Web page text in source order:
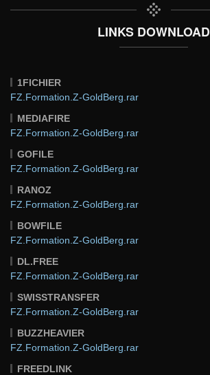
LINKS DOWNLOAD
1FICHIER
FZ.Formation.Z-GoldBerg.rar
MEDIAFIRE
FZ.Formation.Z-GoldBerg.rar
GOFILE
FZ.Formation.Z-GoldBerg.rar
RANOZ
FZ.Formation.Z-GoldBerg.rar
BOWFILE
FZ.Formation.Z-GoldBerg.rar
DL.FREE
FZ.Formation.Z-GoldBerg.rar
SWISSTRANSFER
FZ.Formation.Z-GoldBerg.rar
BUZZHEAVIER
FZ.Formation.Z-GoldBerg.rar
FREEDLINK